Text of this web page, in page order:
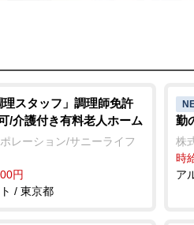
理スタッフ」調理師免許
/介護付き有料老人ホーム
レーション/サニーライフ
円
/ 東京都
勤
株
時
ア